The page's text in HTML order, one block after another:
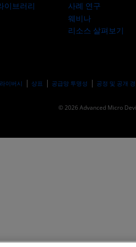
이브러리
사례 연구
웨비나
리소스 살펴보기
이버시 상표 공급망 투명성 공정 및 공개
© 2026 Advanced Micro